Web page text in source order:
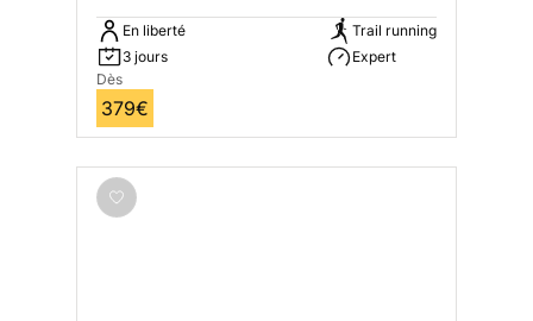
En liberté
3 jours
Trail running
Expert
Dès
379€